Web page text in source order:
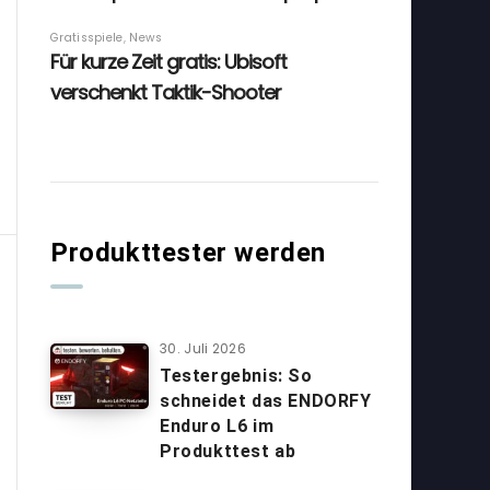
Produkttester werden
30. Juli 2026
Testergebnis: So
schneidet das ENDORFY
Enduro L6 im
Produkttest ab